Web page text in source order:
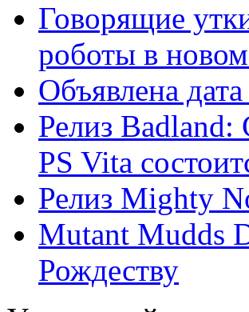
Говорящие
роботы в
Объявлена
Релиз Badland:
PS Vita
Релиз Mighty
Mutant Mudds
Рождеству